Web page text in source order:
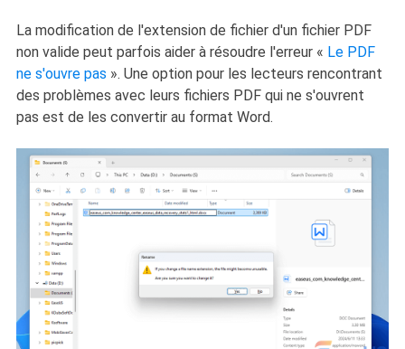
La modification de l'extension de fichier d'un fichier PDF
non valide peut parfois aider à résoudre l'erreur « Le PDF
ne s'ouvre pas ». Une option pour les lecteurs rencontrant
des problèmes avec leurs fichiers PDF qui ne s'ouvrent
pas est de les convertir au format Word.